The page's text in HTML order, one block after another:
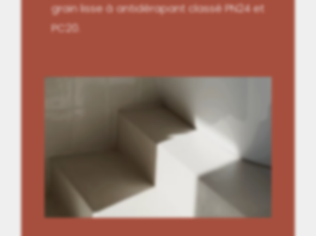
grain lisse à antidérapant classé PN24 et
PC20.